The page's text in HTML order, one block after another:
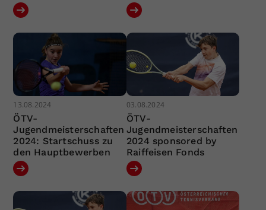
13.08.2024
ÖTV-
Jugendmeisterschaften
2024: Startschuss zu
den Hauptbewerben
03.08.2024
ÖTV-
Jugendmeisterschaften
2024 sponsored by
Raiffeisen Fonds